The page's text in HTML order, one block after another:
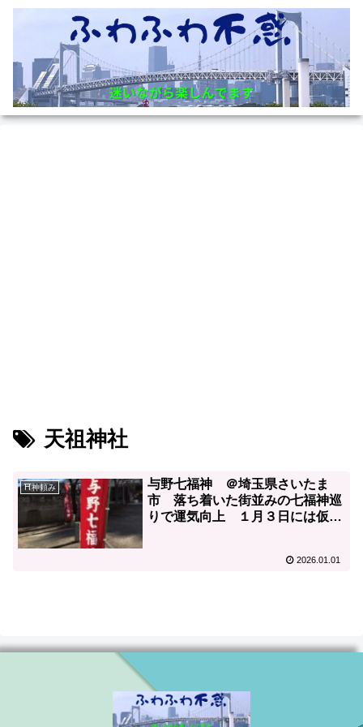
天祖神社
⛩神頼み
与野七福神 ＠埼玉県さいたま
市 落ち着いた街並みの七福神巡
りで運気向上 １月３日には仮装
2026.01.01